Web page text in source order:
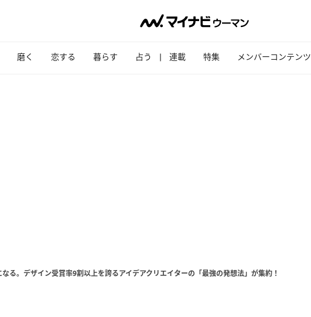
磨く 恋する 暮らす 占う 連載 特集 メンバーコンテンツ
なる。デザイン受賞率9割以上を誇るアイデアクリエイターの「最強の発想法」が集約！